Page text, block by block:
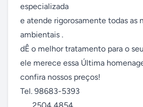
especializada
e atende rigorosamente todas as
ambientais .
dÊ o melhor tratamento para o
ele merece essa Última
confira nossos preços!
Tel. 98683-5393